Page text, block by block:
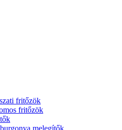
fritőzök
fritőzök